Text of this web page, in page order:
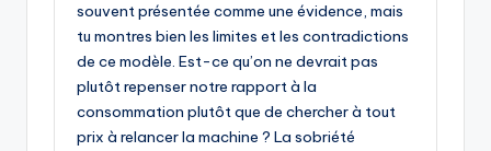
souvent présentée comme une évidence, mais
tu montres bien les limites et les contradictions
de ce modèle. Est-ce qu’on ne devrait pas
plutôt repenser notre rapport à la
consommation plutôt que de chercher à tout
prix à relancer la machine ? La sobriété